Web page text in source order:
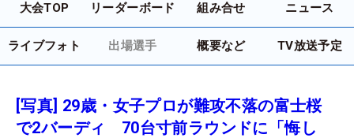
大会TOP リーダーボード 組み合せ ニュース
ライブフォト 出場選手 概要など TV放送予定
[写真] 29歳・女子プロが難攻不落の富士桜
で2バーディ 70台寸前ラウンドに「悔し